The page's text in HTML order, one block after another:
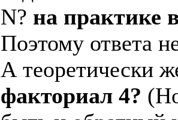
N? на практике
Поэтому ответа
А теоретически
факториал 4?